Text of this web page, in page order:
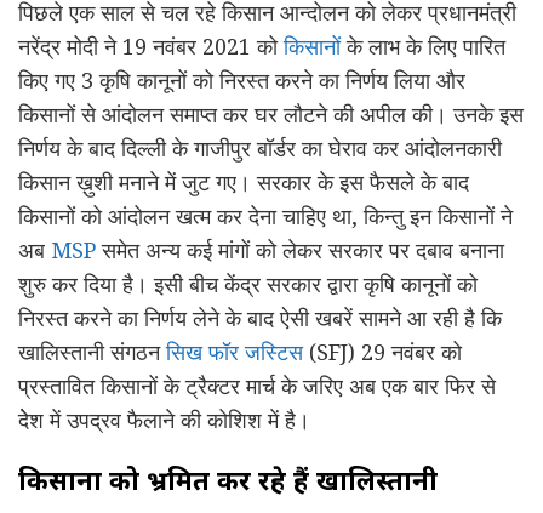
पिछले एक साल से चल रहे किसान आन्दोलन को लेकर प्रधानमंत्री
नरेंद्र मोदी ने 19 नवंबर 2021 कोकिसानोंके लाभ के लिए पारित
किए गए 3 कृषि कानूनों को निरस्त करने का निर्णय लिया और
किसानों से आंदोलन समाप्त कर घर लौटने की अपील की। उनके इस
निर्णय के बाद दिल्ली के गाजीपुर बॉर्डर का घेराव कर आंदोलनकारी
किसान ख़ुशी मनाने में जुट गए। सरकार के इस फैसले के बाद
किसानों को आंदोलन खत्म कर देना चाहिए था, किन्तु इन किसानों ने
अब MSPसमेत अन्य कई मांगों को लेकर सरकार पर दबाव बनाना
शुरु कर दिया है। इसी बीच केंद्र सरकार द्वारा कृषि कानूनों को
निरस्त करने का निर्णय लेने के बाद ऐसी खबरें सामने आ रही है कि
खालिस्तानी संगठनसिख फॉर जस्टिस(SFJ) 29 नवंबर को
प्रस्तावित किसानों के ट्रैक्टर मार्च के जरिए अब एक बार फिर से
देेश में उपद्रव फैलाने की कोशिश में है।
किसानों को भ्रमित कर रहे हैं खालिस्तानी